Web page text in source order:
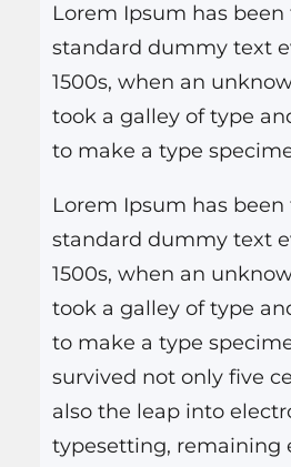
s
a
r
Lorem Ipsum has
standard dummy text
1500s, when an
took a galley of type
to make a type
Lorem Ipsum has
standard dummy text
1500s, when an
took a galley of type
to make a type
survived not only five
also the leap into
typesetting, remaining